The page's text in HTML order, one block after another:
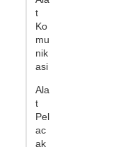
t
Ko
mu
nik
asi
Ala
t
Pel
ac
ak